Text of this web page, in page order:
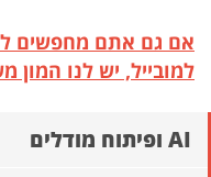
אם גם אתם מחפשים
למובייל, יש לנו המון
AI ופיתוח מודלים